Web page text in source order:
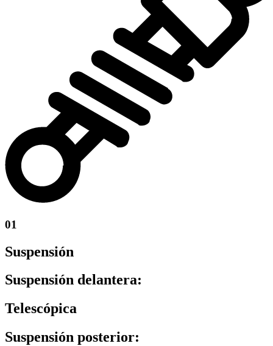
01
Suspensión
Suspensión delantera:
Telescópica
Suspensión posterior: